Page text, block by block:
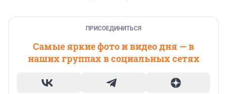
ПРИСОЕДИНИТЬСЯ
Самые яркие фото и видео дня — в
наших группах в социальных сетях